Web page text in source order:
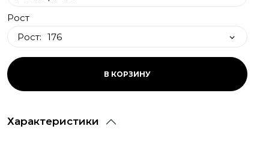
48
50
Рост
Рост: 176
В КОРЗИНУ
Характеристики